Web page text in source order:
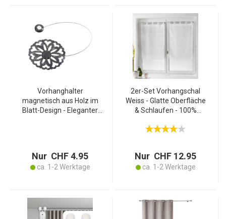
Vorhanghalter
magnetisch aus Holz im
Blatt-Design - Eleganter
Nur CHF 4.95
ca. 1-2 Werktage
2er-Set Vorhangschal
Weiss - Glatte Oberfläche
& Schlaufen - 100%
Transparent - Schutz
Nur CHF 12.95
ca. 1-2 Werktage